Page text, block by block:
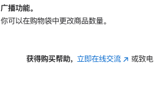
广播功能。
你可以在购物袋中更改商品数量。
获得购买帮助， 立即在线交流(在 或致电